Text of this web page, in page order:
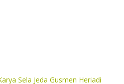
Sela Jeda Gusmen Heriadi